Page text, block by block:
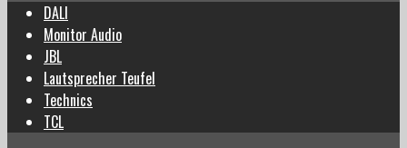
DALI
Monitor Audio
JBL
Lautsprecher Teufel
Technics
TCL